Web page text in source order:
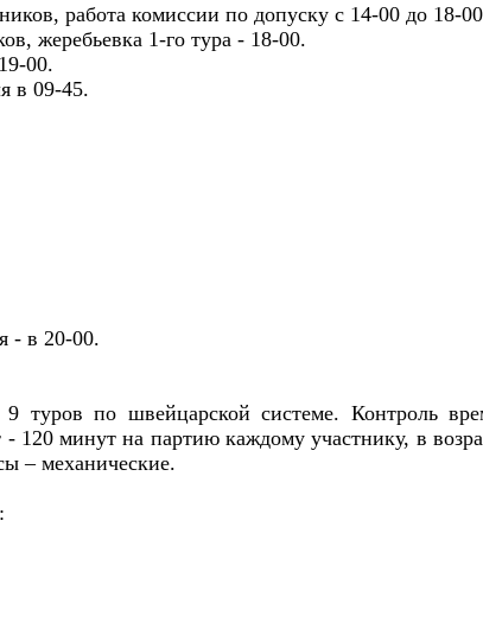
работа комиссии по допуску с 14-00 до 18-
жеребьевка 1-го тура - 18-00.
00.
в 09-45.
- в 20-00.
туров по швейцарской системе. Контроль
120 минут на партию каждому участнику, в
– механические.